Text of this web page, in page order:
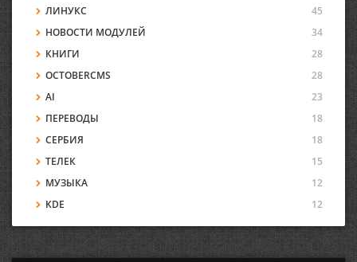
ЛИНУКС
45
НОВОСТИ МОДУЛЕЙ
34
КНИГИ
28
OCTOBERCMS
28
AI
23
ПЕРЕВОДЫ
18
СЕРБИЯ
18
ТЕЛЕК
15
МУЗЫКА
12
KDE
12